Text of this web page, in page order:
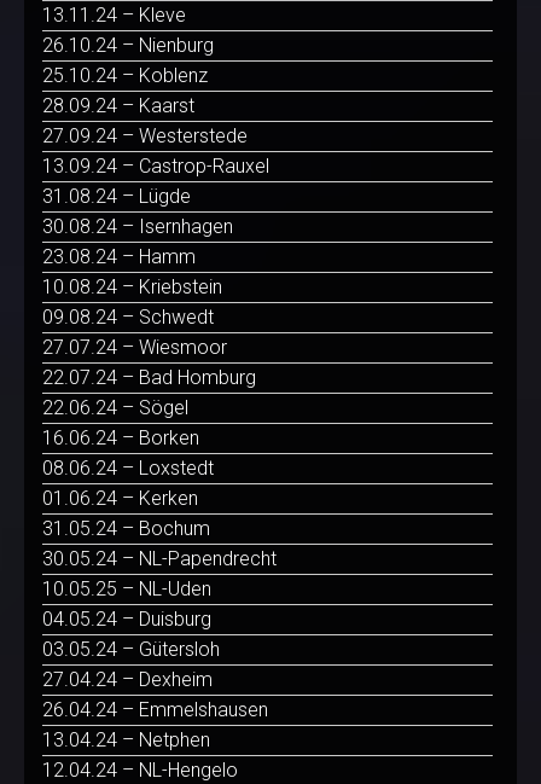
13.11.24 – Kleve
26.10.24 – Nienburg
25.10.24 – Koblenz
28.09.24 – Kaarst
27.09.24 – Westerstede
13.09.24 – Castrop-Rauxel
31.08.24 – Lügde
30.08.24 – Isernhagen
23.08.24 – Hamm
10.08.24 – Kriebstein
09.08.24 – Schwedt
27.07.24 – Wiesmoor
22.07.24 – Bad Homburg
22.06.24 – Sögel
16.06.24 – Borken
08.06.24 – Loxstedt
01.06.24 – Kerken
31.05.24 – Bochum
30.05.24 – NL-Papendrecht
10.05.25 – NL-Uden
04.05.24 – Duisburg
03.05.24 – Gütersloh
27.04.24 – Dexheim
26.04.24 – Emmelshausen
13.04.24 – Netphen
12.04.24 – NL-Hengelo